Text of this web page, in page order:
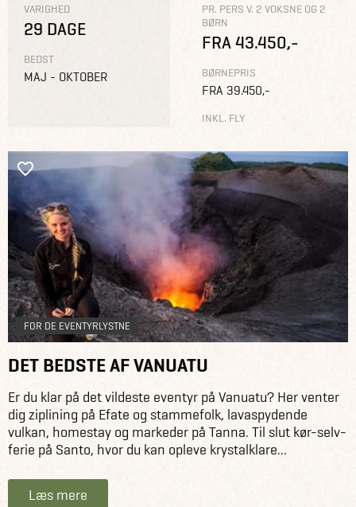
VARIGHED
29 DAGE
BEDST
MAJ - OKTOBER
PR. PERS V. 2 VOKSNE OG 2
BØRN
FRA 43.450,-
BØRNEPRIS
FRA 39.450,-
INKL. FLY
FOR DE EVENTYRLYSTNE
DET BEDSTE AF VANUATU
Er du klar på det vildeste eventyr på Vanuatu? Her venter
dig ziplining på Efate og stammefolk, lavaspydende
vulkan, homestay og markeder på Tanna. Til slut kør-selv-
ferie på Santo, hvor du kan opleve krystalklare...
Læs mere